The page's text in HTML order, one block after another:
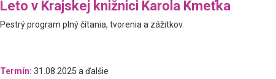
Leto v Krajskej knižnici Karola Kmeťka
Pestrý program plný čítania, tvorenia a zážitkov.
Termín: 31.08.2025 a ďalšie